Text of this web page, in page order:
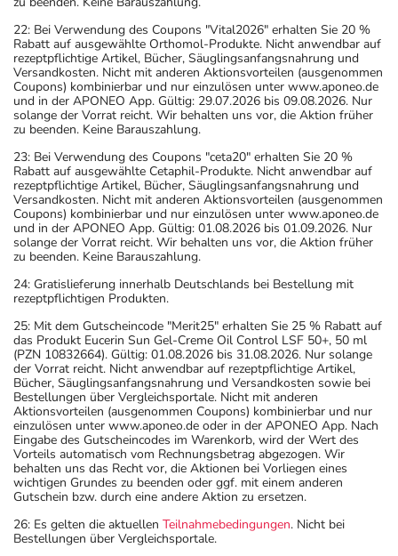
22: Bei Verwendung des Coupons "Vital2026" erhalten Sie 20 %
Rabatt auf ausgewählte Orthomol-Produkte. Nicht anwendbar auf
rezeptpflichtige Artikel, Bücher, Säuglingsanfangsnahrung und
Versandkosten. Nicht mit anderen Aktionsvorteilen (ausgenommen
Coupons) kombinierbar und nur einzulösen unter www.aponeo.de
und in der APONEO App. Gültig: 29.07.2026 bis 09.08.2026. Nur
solange der Vorrat reicht. Wir behalten uns vor, die Aktion früher
zu beenden. Keine Barauszahlung.
23: Bei Verwendung des Coupons "ceta20" erhalten Sie 20 %
Rabatt auf ausgewählte Cetaphil-Produkte. Nicht anwendbar auf
rezeptpflichtige Artikel, Bücher, Säuglingsanfangsnahrung und
Versandkosten. Nicht mit anderen Aktionsvorteilen (ausgenommen
Coupons) kombinierbar und nur einzulösen unter www.aponeo.de
und in der APONEO App. Gültig: 01.08.2026 bis 01.09.2026. Nur
solange der Vorrat reicht. Wir behalten uns vor, die Aktion früher
zu beenden. Keine Barauszahlung.
24: Gratislieferung innerhalb Deutschlands bei Bestellung mit
rezeptpflichtigen Produkten.
25: Mit dem Gutscheincode "Merit25" erhalten Sie 25 % Rabatt auf
das Produkt Eucerin Sun Gel-Creme Oil Control LSF 50+, 50 ml
(PZN 10832664). Gültig: 01.08.2026 bis 31.08.2026. Nur solange
der Vorrat reicht. Nicht anwendbar auf rezeptpflichtige Artikel,
Bücher, Säuglingsanfangsnahrung und Versandkosten sowie bei
Bestellungen über Vergleichsportale. Nicht mit anderen
Aktionsvorteilen (ausgenommen Coupons) kombinierbar und nur
einzulösen unter www.aponeo.de oder in der APONEO App. Nach
Eingabe des Gutscheincodes im Warenkorb, wird der Wert des
Vorteils automatisch vom Rechnungsbetrag abgezogen. Wir
behalten uns das Recht vor, die Aktionen bei Vorliegen eines
wichtigen Grundes zu beenden oder ggf. mit einem anderen
Gutschein bzw. durch eine andere Aktion zu ersetzen.
26: Es gelten die aktuellen Teilnahmebedingungen. Nicht bei
Bestellungen über Vergleichsportale.